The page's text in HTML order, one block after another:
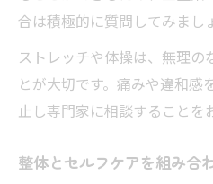
合は積極的に質問してみまし
ストレッチや体操は、無理の
とが大切です。痛みや違和感
止し専門家に相談することを
整体とセルフケアを組み合